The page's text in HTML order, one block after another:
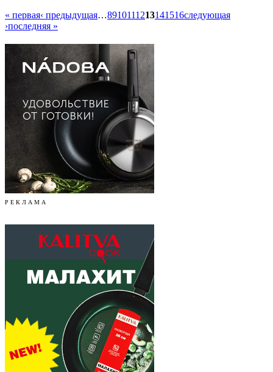
« первая‹ предыдущая…8910111213141516следующая
›последняя »
Р Е К Л А М А